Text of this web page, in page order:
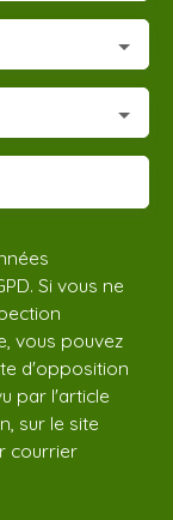
Si vous ne
vous pouvez
d'opposition
par l'article
sur le site
courrier